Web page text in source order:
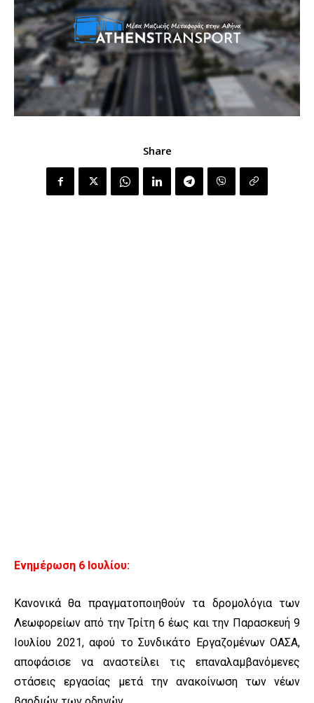
Share
Ενημέρωση 6 Ιουλίου:
Κανονικά θα πραγματοποιηθούν τα δρομολόγια των
Λεωφορείων από την Τρίτη 6 έως και την Παρασκευή 9
Ιουλίου 2021, αφού το Συνδικάτο Εργαζομένων ΟΑΣΑ,
αποφάσισε να αναστείλει τις επαναλαμβανόμενες
στάσεις εργασίας μετά την ανακοίνωση των νέων